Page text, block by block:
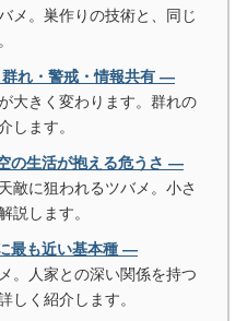
メ。巣作りの技術と、同じ
れ・警戒・情報共有 ―
大きく変わります。群れの
します。
の生活が抱える危うさ ―
敵に狙われるツバメ。小さ
説します。
最も近い基本種 ―
。人家との深い関係を持つ
しく紹介します。